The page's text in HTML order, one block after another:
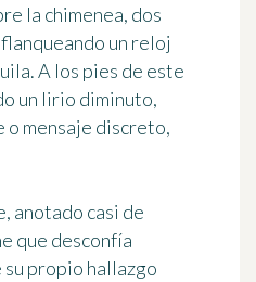
la chimenea, dos
un reloj
A los pies de este
un lirio diminuto,
mensaje discreto,
anotado casi de
que desconfía
propio hallazgo